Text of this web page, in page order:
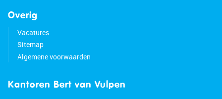
• Major roads easily accessible
• Energy label: D
• Full ownership
• Asking price: Offers starting at €995,000 (costs
payable by buyer)
Overig
Vacatures
Sitemap
Algemene voorwaarden
Kantoren Bert van Vulpen